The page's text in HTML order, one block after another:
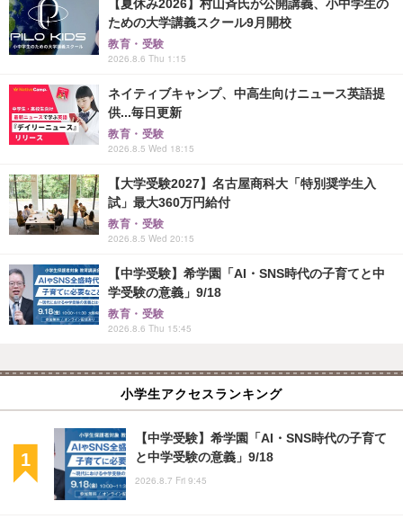
【夏休み2026】村山斉氏が公開講義、小中学生の
ための大学講義スクール9月開校
教育・受験
2026.8.6 Thu 1:15
ネイティブキャンプ、中高生向けニュース英語提
供...毎日更新
教育・受験
2026.8.5 Wed 18:15
【大学受験2027】名古屋商科大「特別奨学生入
試」最大360万円給付
教育・受験
2026.8.5 Wed 20:15
【中学受験】希学園「AI・SNS時代の子育てと中
学受験の意義」9/18
教育・受験
2026.8.6 Thu 15:45
小学生アクセスランキング
【中学受験】希学園「AI・SNS時代の子育て
と中学受験の意義」9/18
2026.8.7 Fri 9:45